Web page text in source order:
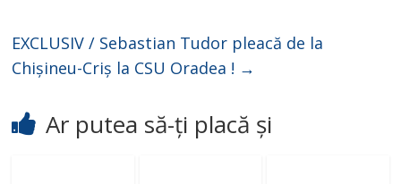
EXCLUSIV / Sebastian Tudor pleacă de la
Chișineu-Criș la CSU Oradea ! →
Ar putea să-ți placă și